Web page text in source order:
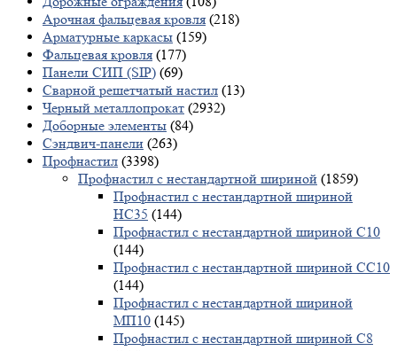
Арочная фальцевая кровля (218)
Арматурные каркасы (159)
Фальцевая кровля (177)
Панели СИП (SIP) (69)
Сварной решетчатый настил (13)
Черный металлопрокат (2932)
Доборные элементы (84)
Сэндвич-панели (263)
Профнастил (3398)
Профнастил с нестандартной шириной (1859)
Профнастил с нестандартной шириной
НС35 (144)
Профнастил с нестандартной шириной С10
(144)
Профнастил с нестандартной шириной СС10
(144)
Профнастил с нестандартной шириной
МП10 (145)
Профнастил с нестандартной шириной С8